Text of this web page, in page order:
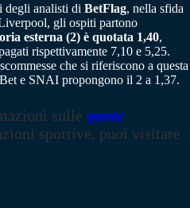
degli analisti di BetFlag, nella sfida
gli ospiti partono
esterna (2) è quotata 1,40,
rispettivamente 7,10 e 5,25.
che si riferiscono a questa
e SNAI propongono il 2 a 1,37.
sulle quote
sportive, puoi visitare